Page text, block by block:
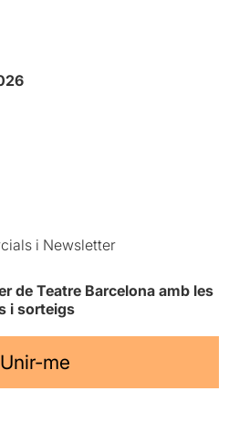
i Newsletter
de Teatre Barcelona amb les
i sorteigs
Unir-me